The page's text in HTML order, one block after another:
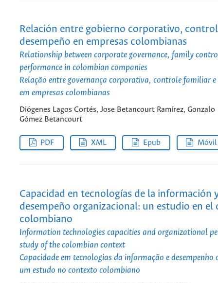
Relación entre gobierno corporativo,
desempeño en empresas colombianas
Relationship between corporate governance, family
performance in colombian companies
Relação entre governança corporativa, controle familiar e
em empresas colombianas
Diógenes Lagos Cortés, Jose Betancourt Ramírez, Gonzalo
Gómez Betancourt
PDF XML Epub Móvil
Capacidad en tecnologías de la información
desempeño organizacional: un estudio en
colombiano
Information technologies capacities and organizational
study of the colombian context
Capacidade em tecnologias da informação e
um estudo no contexto colombiano